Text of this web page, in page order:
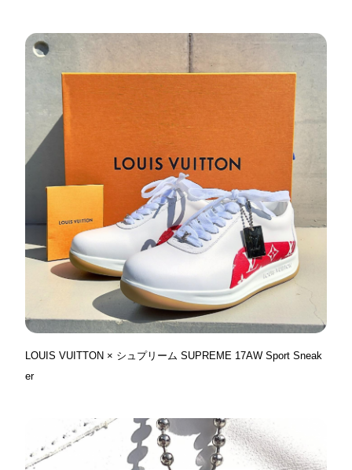
LOUIS VUITTON × シュプリーム SUPREME 17AW Sport Sneak
er